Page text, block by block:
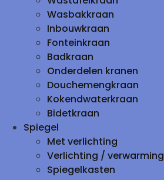
Wasbakkraan
Inbouwkraan
Fonteinkraan
Badkraan
Onderdelen kranen
Douchemengkraan
Kokendwaterkraan
Bidetkraan
Spiegel
Met verlichting
Verlichting / verwarming
Spiegelkasten